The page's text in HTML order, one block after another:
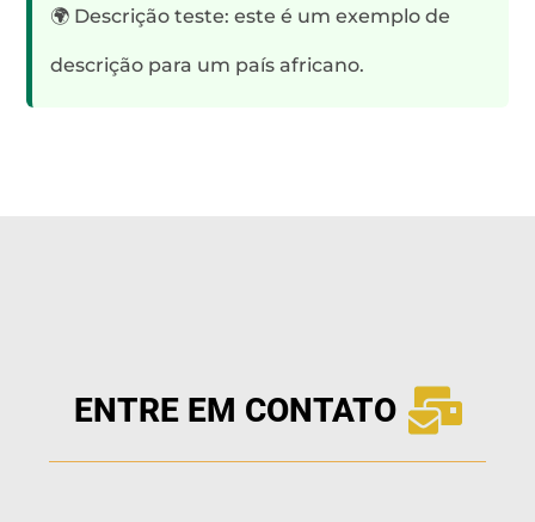
🌍 Descrição teste: este é um exemplo de
descrição para um país africano.
ENTRE EM CONTATO